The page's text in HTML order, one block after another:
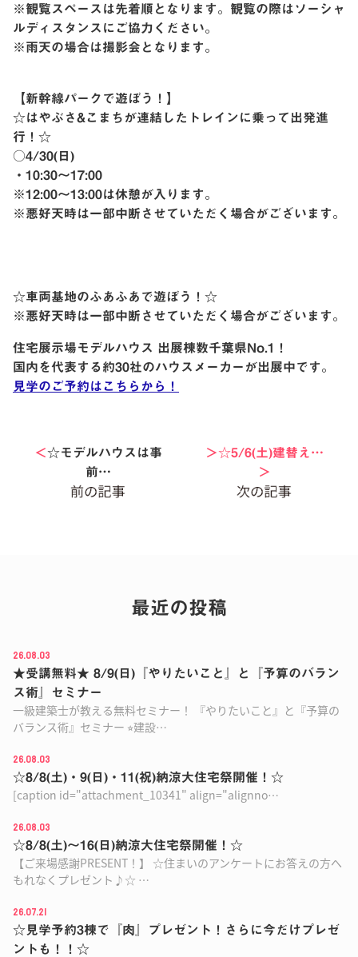
※観覧スペースは先着順となります。観覧の際はソーシャ
ルディスタンスにご協力ください。
※雨天の場合は撮影会となります。
【新幹線パークで遊ぼう！】
☆はやぶさ&こまちが連結したトレインに乗って出発進
行！☆
○4/30(日)
・10:30〜17:00
※12:00〜13:00は休憩が入ります。
※悪好天時は一部中断させていただく場合がございます。
☆車両基地のふあふあで遊ぼう！☆
※悪好天時は一部中断させていただく場合がございます。
住宅展示場モデルハウス 出展棟数千葉県No.1！
国内を代表する約30社のハウスメーカーが出展中です。
見学のご予約はこちらから！
＜☆モデルハウスは事
前…
＞☆5/6(土)建替え…
＞
最近の投稿
26.08.03
★受講無料★ 8/9(日)『やりたいこと』と『予算のバラン
ス術』セミナー
一級建築士が教える無料セミナー！ 『やりたいこと』と『予算の
バランス術』セミナー ⭐︎建設…
26.08.03
☆8/8(土)・9(日)・11(祝)納涼大住宅祭開催！☆
[caption id="attachment_10341" align="alignno…
26.08.03
☆8/8(土)〜16(日)納涼大住宅祭開催！☆
【ご来場感謝PRESENT！】 ☆住まいのアンケートにお答えの方へ
もれなくプレゼント♪☆ …
26.07.21
☆見学予約3棟で『肉』プレゼント！さらに今だけプレゼ
ントも！！☆